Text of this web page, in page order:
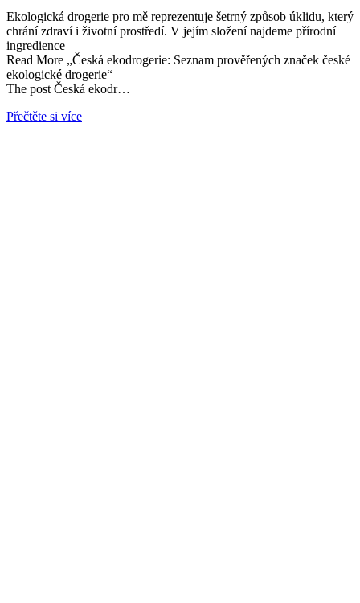
Ekologická drogerie pro mě reprezentuje šetrný způsob úklidu, který
chrání zdraví i životní prostředí. V jejím složení najdeme přírodní
ingredience
Read More „Česká ekodrogerie: Seznam prověřených značek české
ekologické drogerie“
The post Česká ekodr…
Přečtěte si více